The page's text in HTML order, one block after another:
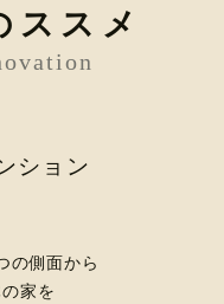
ススメ
ション
の側面から
家を